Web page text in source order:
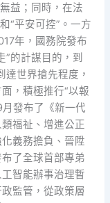
益；同時，在法
“平安可控”。一方
年，國務院發布
”的計謀目的，到
世界搶先程度，
，積極推行“以報
發布了《新一代
福祉、增進公正
義務擔負、晉陞
了全球首部專弟
智能辦事治理暫
監管，從政策層